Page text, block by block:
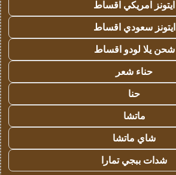
ايتونز امريكي اقساط
ايتونز سعودي اقساط
شحن يلا لودو اقساط
حناء شعر
حنا
ماتشا
شاي ماتشا
شدات ببجي تمارا